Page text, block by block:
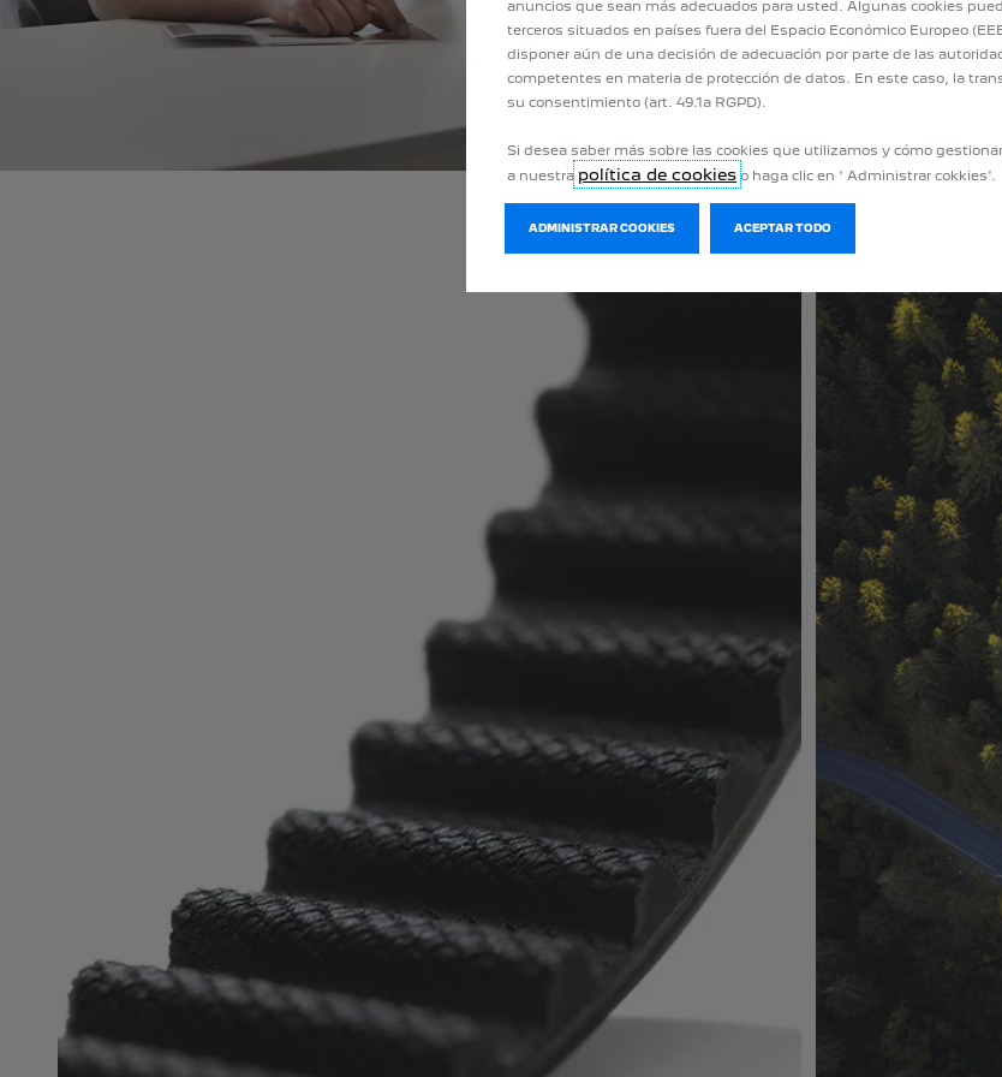
anuncios que sean más adecuados para usted. Algunas cookies
terceros situados en países fuera del Espacio Económico Europeo
disponer aún de una decisión de adecuación por parte de las
competentes en materia de protección de datos. En este caso, la
su consentimiento (art. 49.1a RGPD).
Si desea saber más sobre las cookies que utilizamos y cómo
a nuestra política de cookies o haga clic en ' Administrar cokkies'.
ADMINISTRAR COOKIES ACEPTAR TODO